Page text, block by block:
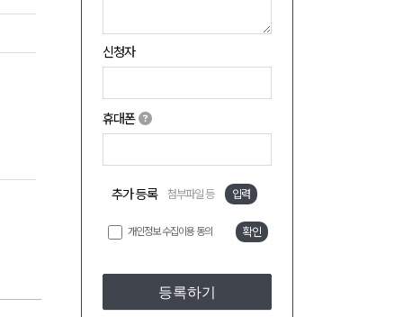
신청자
휴대폰
추가 등록 첨부파일 등 입력
개인정보 수집이용 동의 확인
등록하기